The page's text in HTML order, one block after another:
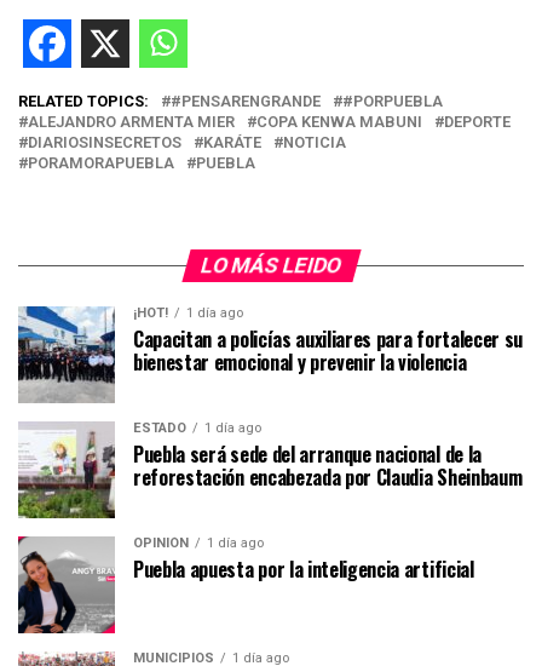
RELATED TOPICS: #PENSARENGRANDE
#PORPUEBLA
ALEJANDRO ARMENTA MIER
COPA KENWA MABUNI
DEPORTE
DIARIOSINSECRETOS
KARÁTE
NOTICIA
PORAMORAPUEBLA
PUEBLA
LO MÁS LEIDO
¡HOT! 1 día ago
Capacitan a policías auxiliares para fortalecer su
bienestar emocional y prevenir la violencia
ESTADO 1 día ago
Puebla será sede del arranque nacional de la
reforestación encabezada por Claudia Sheinbaum
OPINIÓN 1 día ago
Puebla apuesta por la inteligencia artificial
MUNICIPIOS 1 día ago